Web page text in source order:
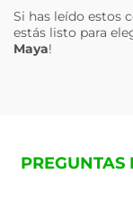
Si has leído estos
estás listo para
Maya!
PREGUNTAS